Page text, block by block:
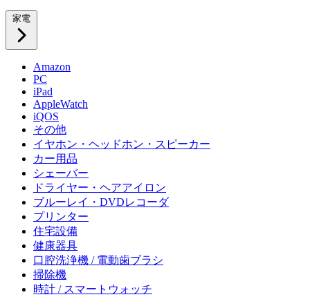
家電
Amazon
PC
iPad
AppleWatch
iQOS
その他
イヤホン・ヘッドホン・スピーカー
カー用品
シェーバー
ドライヤー・ヘアアイロン
ブルーレイ・DVDレコーダ
プリンター
住宅設備
健康器具
口腔洗浄機 / 電動歯ブラシ
掃除機
時計 / スマートウォッチ